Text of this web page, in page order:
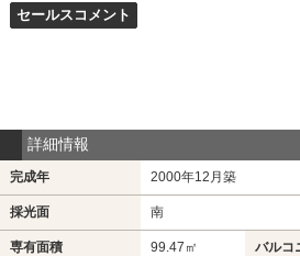
セールスコメント
詳細情報
完成年 2000年12月築
採光面 南
専有面積 99.47㎡ バルコ